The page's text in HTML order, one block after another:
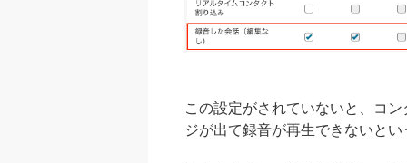
この設定がされていないと、コ
ジが出て録音が再生できないと